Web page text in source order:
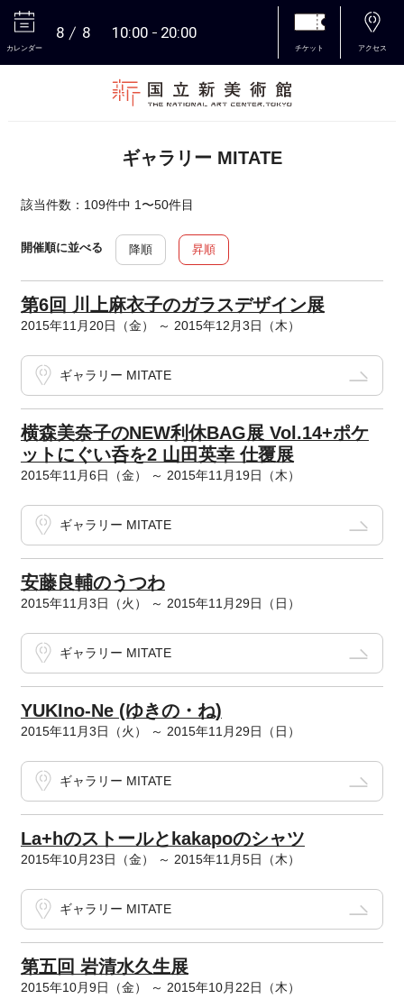
カレンダー
8 8 10:00 20:00
チケット アクセス
ギャラリー MITATE
該当件数：109件中 1〜50件目
開催順に並べる 降順 昇順
第6回 川上麻衣子のガラスデザイン展
2015年11月20日（金） ～ 2015年12月3日（木）
ギャラリー MITATE
横森美奈子のNEW利休BAG展 Vol.14+ポケ
ットにぐい呑を2 山田英幸 仕覆展
2015年11月6日（金） ～ 2015年11月19日（木）
ギャラリー MITATE
安藤良輔のうつわ
2015年11月3日（火） ～ 2015年11月29日（日）
ギャラリー MITATE
YUKIno-Ne (ゆきの・ね)
2015年11月3日（火） ～ 2015年11月29日（日）
ギャラリー MITATE
La+hのストールとkakapoのシャツ
2015年10月23日（金） ～ 2015年11月5日（木）
ギャラリー MITATE
第五回 岩清水久生展
2015年10月9日（金） ～ 2015年10月22日（木）